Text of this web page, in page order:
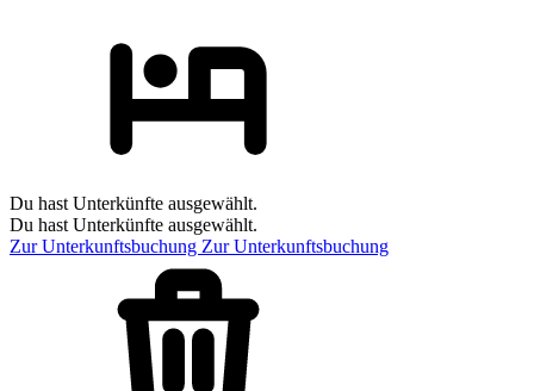
Du hast Unterkünfte ausgewählt.
Du hast Unterkünfte ausgewählt.
Zur Unterkunftsbuchung Zur Unterkunftsbuchung